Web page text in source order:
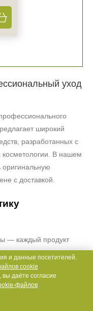
уход
широкий
разработанных с
В нашем
оригинальную
с доставкой.
— каждый продукт
— в
гиалуроновая
и данные посетителей.
cookie
даёте согласие
файлов